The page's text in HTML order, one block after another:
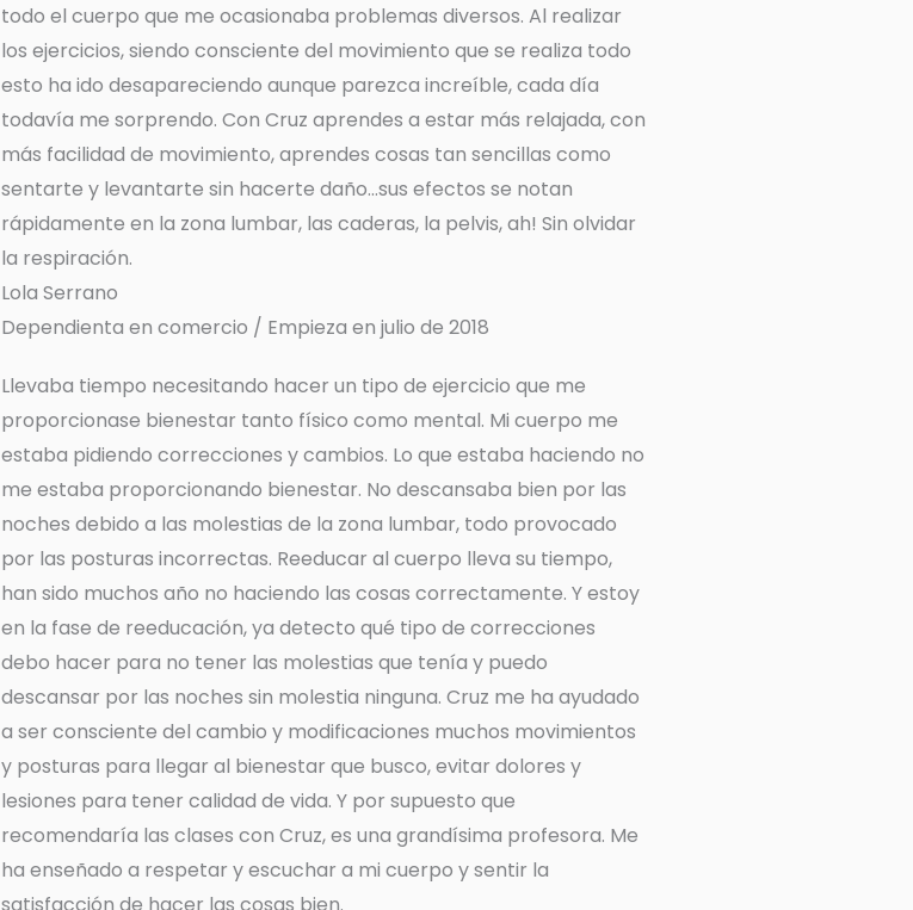
todo el cuerpo que me ocasionaba problemas diversos. Al realizar
los ejercicios, siendo consciente del movimiento que se realiza todo
esto ha ido desapareciendo aunque parezca increíble, cada día
todavía me sorprendo. Con Cruz aprendes a estar más relajada, con
más facilidad de movimiento, aprendes cosas tan sencillas como
sentarte y levantarte sin hacerte daño…sus efectos se notan
rápidamente en la zona lumbar, las caderas, la pelvis, ah! Sin olvidar
la respiración.
Lola Serrano
Dependienta en comercio / Empieza en julio de 2018
Llevaba tiempo necesitando hacer un tipo de ejercicio que me
proporcionase bienestar tanto físico como mental. Mi cuerpo me
estaba pidiendo correcciones y cambios. Lo que estaba haciendo no
me estaba proporcionando bienestar. No descansaba bien por las
noches debido a las molestias de la zona lumbar, todo provocado
por las posturas incorrectas. Reeducar al cuerpo lleva su tiempo,
han sido muchos año no haciendo las cosas correctamente. Y estoy
en la fase de reeducación, ya detecto qué tipo de correcciones
debo hacer para no tener las molestias que tenía y puedo
descansar por las noches sin molestia ninguna. Cruz me ha ayudado
a ser consciente del cambio y modificaciones muchos movimientos
y posturas para llegar al bienestar que busco, evitar dolores y
lesiones para tener calidad de vida. Y por supuesto que
recomendaría las clases con Cruz, es una grandísima profesora. Me
ha enseñado a respetar y escuchar a mi cuerpo y sentir la